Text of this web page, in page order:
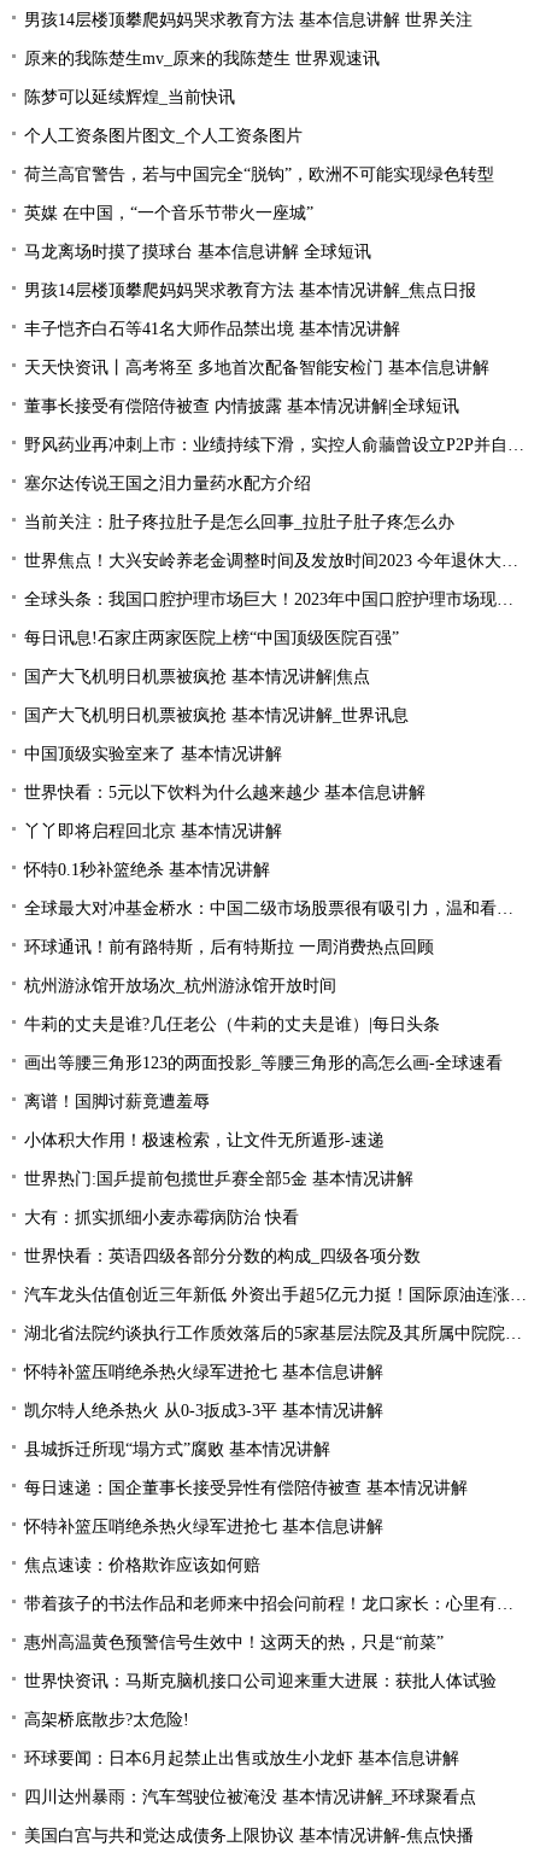
男孩14层楼顶攀爬妈妈哭求教育方法 基本信息讲解 世界关注
原来的我陈楚生mv_原来的我陈楚生 世界观速讯
陈梦可以延续辉煌_当前快讯
个人工资条图片图文_个人工资条图片
荷兰高官警告，若与中国完全“脱钩”，欧洲不可能实现绿色转型
英媒 在中国，“一个音乐节带火一座城”
马龙离场时摸了摸球台 基本信息讲解 全球短讯
男孩14层楼顶攀爬妈妈哭求教育方法 基本情况讲解_焦点日报
丰子恺齐白石等41名大师作品禁出境 基本情况讲解
天天快资讯丨高考将至 多地首次配备智能安检门 基本信息讲解
董事长接受有偿陪侍被查 内情披露 基本情况讲解|全球短讯
野风药业再冲刺上市：业绩持续下滑，实控人俞蘠曾设立P2P并自融 天天观察
塞尔达传说王国之泪力量药水配方介绍
当前关注：肚子疼拉肚子是怎么回事_拉肚子肚子疼怎么办
世界焦点！大兴安岭养老金调整时间及发放时间2023 今年退休大概会涨的的？
全球头条：我国口腔护理市场巨大！2023年中国口腔护理市场现状分析
每日讯息!石家庄两家医院上榜“中国顶级医院百强”
国产大飞机明日机票被疯抢 基本情况讲解|焦点
国产大飞机明日机票被疯抢 基本情况讲解_世界讯息
中国顶级实验室来了 基本情况讲解
世界快看：5元以下饮料为什么越来越少 基本信息讲解
丫丫即将启程回北京 基本情况讲解
怀特0.1秒补篮绝杀 基本情况讲解
全球最大对冲基金桥水：中国二级市场股票很有吸引力，温和看多中国资产|全球简讯
环球通讯！前有路特斯，后有特斯拉 一周消费热点回顾
杭州游泳馆开放场次_杭州游泳馆开放时间
牛莉的丈夫是谁?几仼老公（牛莉的丈夫是谁）|每日头条
画出等腰三角形123的两面投影_等腰三角形的高怎么画-全球速看
离谱！国脚讨薪竟遭羞辱
小体积大作用！极速检索，让文件无所遁形-速递
世界热门:国乒提前包揽世乒赛全部5金 基本情况讲解
大有：抓实抓细小麦赤霉病防治 快看
世界快看：英语四级各部分分数的构成_四级各项分数
汽车龙头估值创近三年新低 外资出手超5亿元力挺！国际原油连涨两周 “聪明资金”加仓能源行业
湖北省法院约谈执行工作质效落后的5家基层法院及其所属中院院长|当前焦点
怀特补篮压哨绝杀热火绿军进抢七 基本信息讲解
凯尔特人绝杀热火 从0-3扳成3-3平 基本情况讲解
县城拆迁所现“塌方式”腐败 基本情况讲解
每日速递：国企董事长接受异性有偿陪侍被查 基本情况讲解
怀特补篮压哨绝杀热火绿军进抢七 基本信息讲解
焦点速读：价格欺诈应该如何赔
带着孩子的书法作品和老师来中招会问前程！龙口家长：心里有底了
惠州高温黄色预警信号生效中！这两天的热，只是“前菜”
世界快资讯：马斯克脑机接口公司迎来重大进展：获批人体试验
高架桥底散步?太危险!
环球要闻：日本6月起禁止出售或放生小龙虾 基本信息讲解
四川达州暴雨：汽车驾驶位被淹没 基本情况讲解_环球聚看点
美国白宫与共和党达成债务上限协议 基本情况讲解-焦点快播